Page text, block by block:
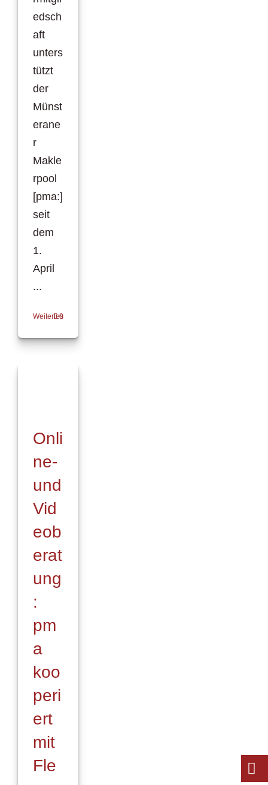
edsch
aft
unters
tützt
der
Münst
erane
r
Makle
rpool
[pma:]
seit
dem
1.
April
...
Weiterlesen
0
Onli
ne-
und
Vid
eob
erat
ung
:
pm
a
koo
peri
ert
mit
Fle